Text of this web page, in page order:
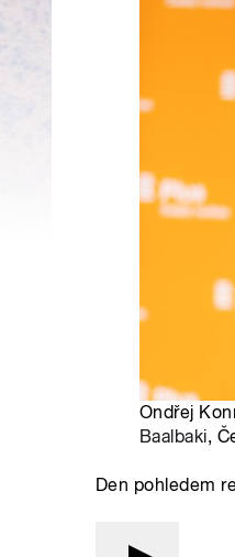
Ondřej
Baalbaki,
Den pohledem